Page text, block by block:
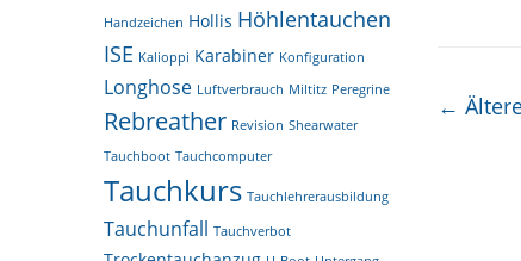
Handzeichen Hollis Höhlentauchen
ISE Kalioppi Karabiner Konfiguration
Longhose Luftverbrauch Miltitz Peregrine
Rebreather Revision Shearwater
Tauchboot Tauchcomputer
Tauchkurs Tauchlehrerausbildung
Tauchunfall Tauchverbot
←